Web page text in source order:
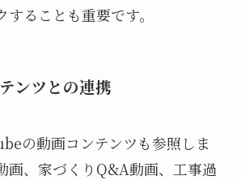
ることも重要です。
ンツとの連携
の動画コンテンツも参照しま
画、家づくりQ&A動画、工事過